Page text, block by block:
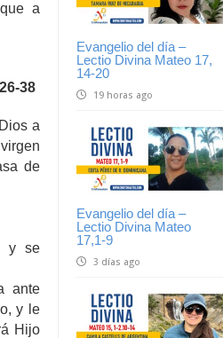
Evangelio del día –
Lectio Divina Mateo 17,
14-20
19 horas ago
Evangelio del día –
Lectio Divina Mateo
17,1-9
3 días ago
a
38
a
de
y se
ante
y le
Hijo